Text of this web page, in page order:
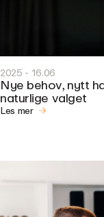
2025 - 16.06
Nye behov, nytt
naturlige valget
Les mer